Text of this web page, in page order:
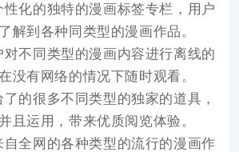
性化的独特的漫画标签专栏，用户
解到各种同类型的漫画作品。
对不同类型的漫画内容进行离线的
没有网络的情况下随时观看。
的很多不同类型的独家的道具，
且运用，带来优质阅览体验。
自全网的各种类型的流行的漫画作